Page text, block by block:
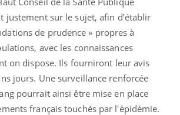
justement sur le sujet, afin d’établir
de prudence » propres à
avec les connaissances
on dispose. Ils fourniront leur avis
jours. Une surveillance renforcée
pourrait ainsi être mise en place
français touchés par l'épidémie.